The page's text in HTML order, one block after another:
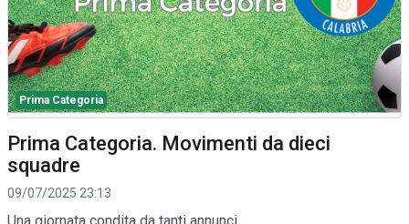
Prima Categoria
Prima Categoria. Movimenti da dieci
squadre
09/07/2025 23:13